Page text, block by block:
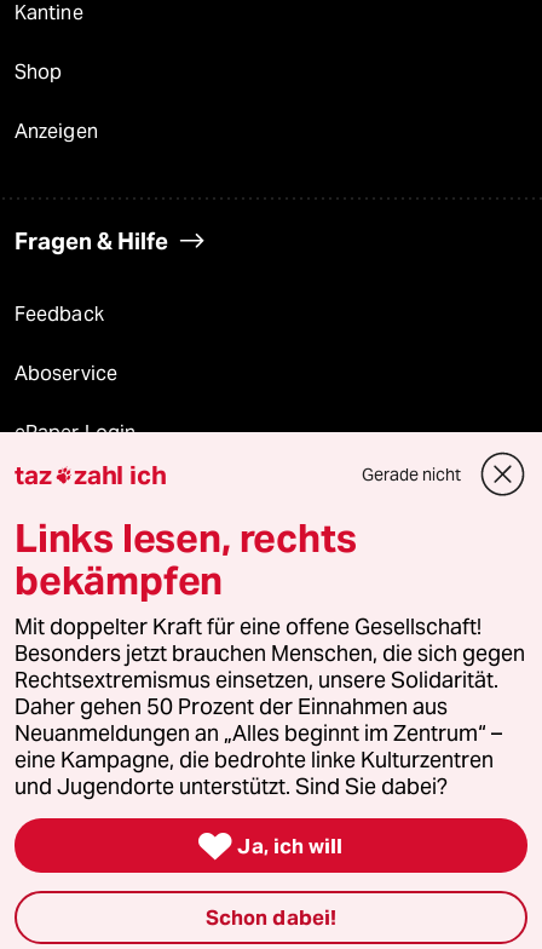
Kantine
Shop
Anzeigen
Fragen & Hilfe
Feedback
Aboservice
ePaper Login
Downloads für Abonnierende
© 2026 taz Verlags und Vertriebs GmbH
Alle Rechte vorbehalten. Bei rechtlichen Fragen oder für Genehmigungen
wenden Sie sich bitte an
lizenzen@taz.de
Feedback Redaktionsstatut Kommune-Richtlinien
Leitlinie Informant Datenschutz Impressum AGB
Seitenwende Einwilligungen widerrufen (Ads)
taz zahl ich Gerade nicht
Links lesen, rechts
bekämpfen
Mit doppelter Kraft für eine offene Gesellschaft!
Besonders jetzt brauchen Menschen, die sich gegen
Rechtsextremismus einsetzen, unsere Solidarität.
Daher gehen 50 Prozent der Einnahmen aus
Neuanmeldungen an „Alles beginnt im Zentrum“ –
eine Kampagne, die bedrohte linke Kulturzentren
und Jugendorte unterstützt. Sind Sie dabei?
 Ja, ich will
Schon dabei!